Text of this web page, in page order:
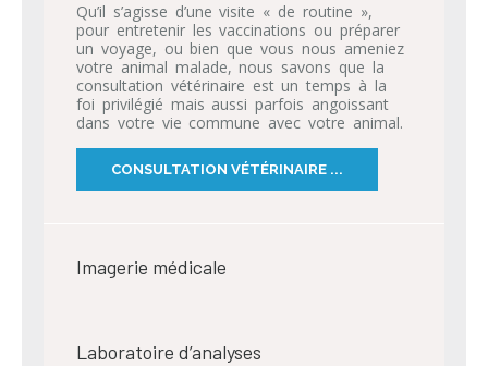
Qu’il s’agisse d’une visite « de routine »,
pour entretenir les vaccinations ou préparer
un voyage, ou bien que vous nous ameniez
votre animal malade, nous savons que la
consultation vétérinaire est un temps à la
foi privilégié mais aussi parfois angoissant
dans votre vie commune avec votre animal.
CONSULTATION VÉTÉRINAIRE ...
Imagerie médicale
Laboratoire d’analyses